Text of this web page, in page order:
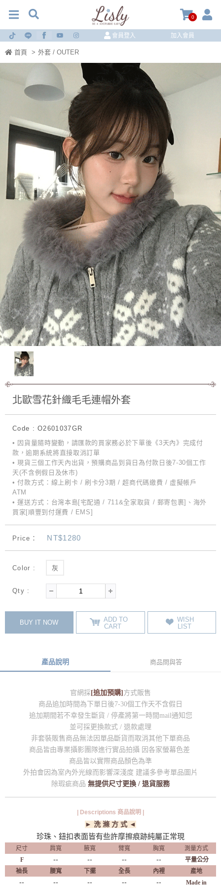
0
會員登入 加入會員
首頁 > 外套 / OUTER
北歐雪花針織毛毛連帽外套
Code : O2601037GR
• 因貨量隨時變動，請匯款的買家務必於下單後《3天內》完成付
款，逾期系統將直接取消訂單
• 現貨三個工作天內出貨，預購商品到貨日為付款日後7-30個工作
天(不含例假日及休市)
• 付款方式：線上刷卡 / 刷卡分3期 / 超商代碼繳費 / 虛擬帳戶
ATM
• 運送方式：台灣本島[宅配通 / 711&全家取貨 / 郵寄包裹]、海外
買家[順豐到付運費 / EMS]
Price： NT$1280
Color : 灰
Qty :
BUY IT NOW
ADD TO
CART
WISH
LIST
產品說明 商品問與答
官網採[追加預購]方式販售
商品追加時間為下單日後7-30個工作天不含假日
追加期間若不幸發生斷貨 / 停產將第一時間mail通知您
並可採更換款式 / 退款處理
非套裝販售商品無法因單品斷貨而取消其他下單商品
商品皆由專業攝影團隊進行實品拍攝 因各家螢幕色差
商品皆以實際商品顏色為準
外拍會因為室內外光線而影響深淺度 建議多參考單品圖片
除瑕疵商品 無提供尺寸更換 / 退貨服務
| Descriptions 商品說明 |
► 洗 滌 方 式 ◄
珍珠、鈕扣表面皆有些許摩擦痕跡純屬正常現
尺寸 肩寬 腋寬 臂寬 胸寬
測量方式
F
-- -- -- --
平量公分
袖長
腰寬 下擺 全長 內裡 產地
-- -- -- -- --
Made in